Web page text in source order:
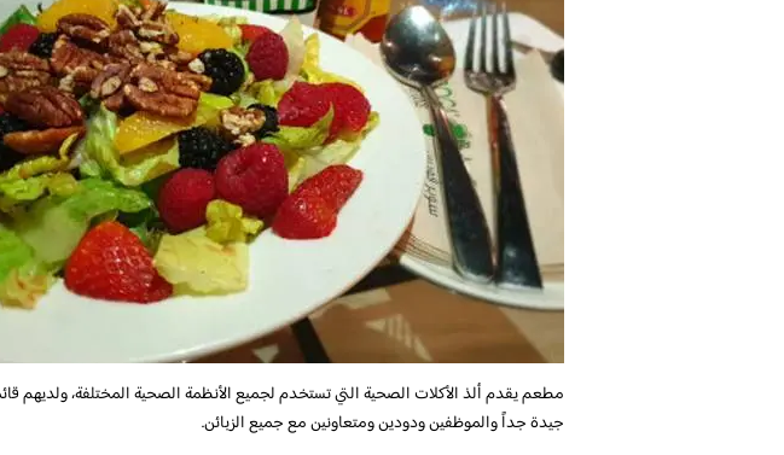
مطعم يقدم ألذ الأكلات الصحية التي تستخدم لجميع الأنظمة الصحية المختلفة، ولديهم
جيدة جداً والموظفين ودودين ومتعاونين مع جميع الزبائن.